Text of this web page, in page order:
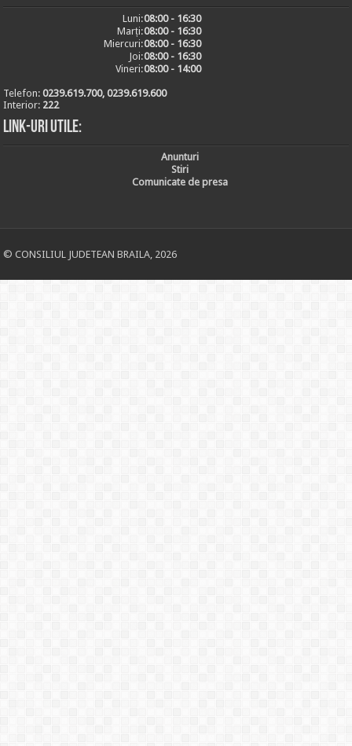
Luni:08:00 - 16:30
Marți:08:00 - 16:30
Miercuri:08:00 - 16:30
Joi:08:00 - 16:30
Vineri:08:00 - 14:00
Telefon:0239.619.700, 0239.619.600
Interior: 222
Link-uri utile:
Anunturi
Stiri
Comunicate de presa
© CONSILIUL JUDETEAN BRAILA, 2026